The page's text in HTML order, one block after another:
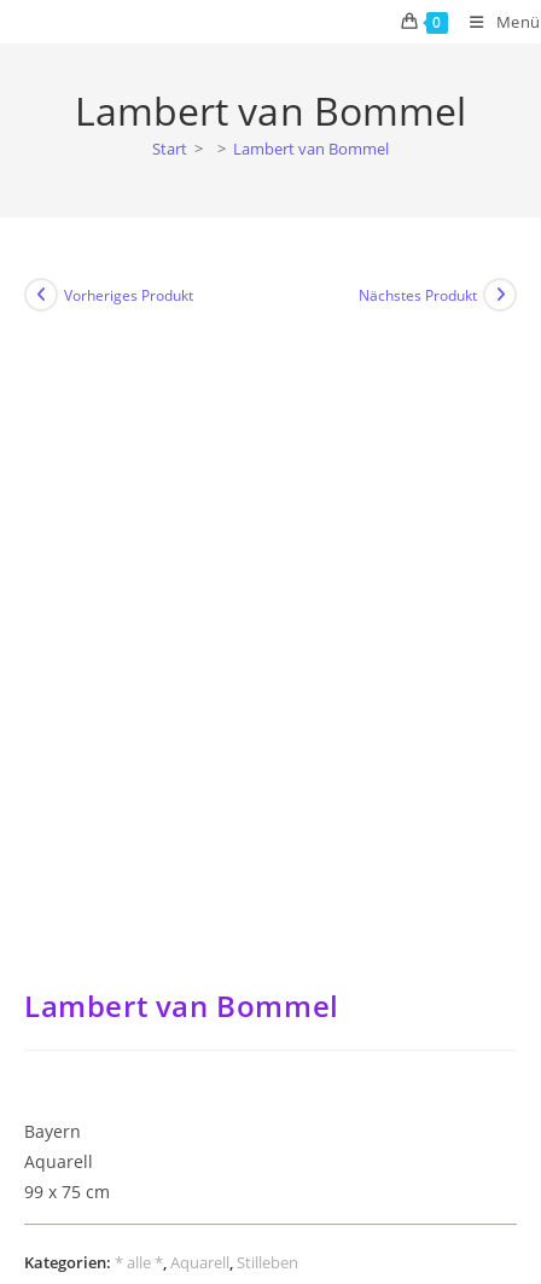
0 Menü
Lambert van Bommel
Start > > Lambert van Bommel
Vorheriges Produkt Nächstes Produkt
Lambert van Bommel
Bayern
Aquarell
99 x 75 cm
Kategorien: * alle *,Aquarell, Stilleben